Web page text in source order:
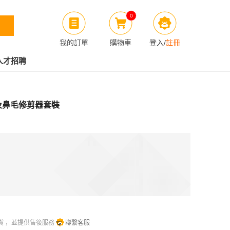
我的訂單
0
購物車 登入/註冊
才招聘
毛修剪器套裝
，並提供售後服務 聯繫客服